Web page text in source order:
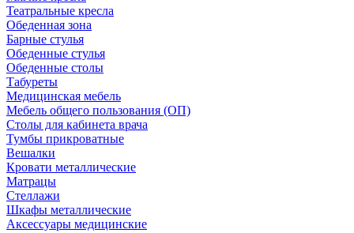
Театральные кресла
Обеденная зона
Барные стулья
Обеденные стулья
Обеденные столы
Табуреты
Медицинская мебель
Мебель общего пользования (ОП)
Столы для кабинета врача
Тумбы прикроватные
Вешалки
Кровати металлические
Матрацы
Стеллажи
Шкафы металлические
Аксессуары медицинские